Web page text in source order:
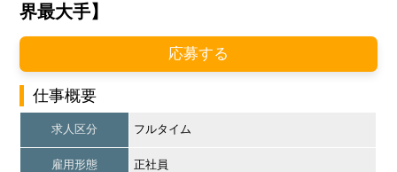
界最大手】
応募する
仕事概要
求人区分 フルタイム
雇用形態 正社員